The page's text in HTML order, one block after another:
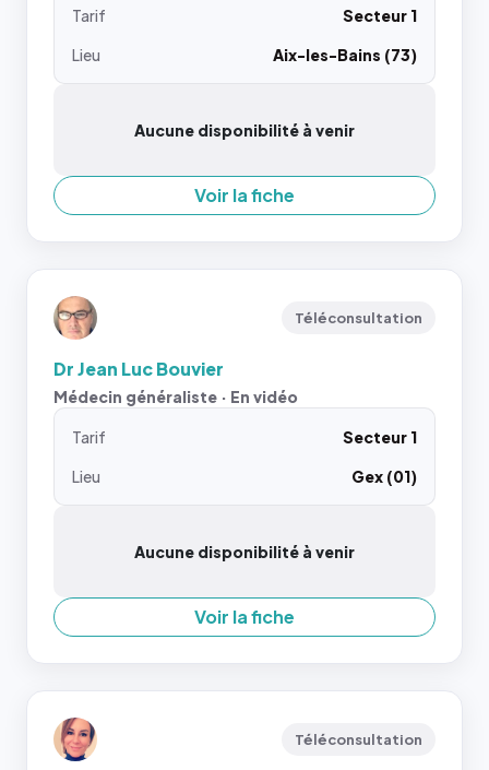
Tarif
Secteur 1
Lieu
Aix-les-Bains (73)
Aucune disponibilité à venir
Voir la fiche
Téléconsultation
Dr Jean Luc Bouvier
Médecin généraliste · En vidéo
Tarif
Secteur 1
Lieu
Gex (01)
Aucune disponibilité à venir
Voir la fiche
Téléconsultation